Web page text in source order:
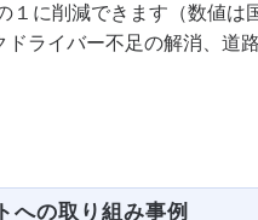
１に削減できます（数値は
ライバー不足の解消、道
への取り組み事例